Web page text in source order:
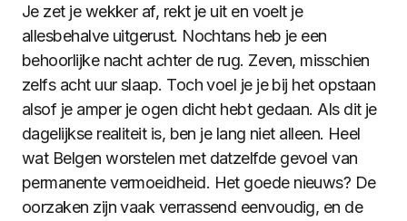
Je zet je wekker af, rekt je uit en voelt je
allesbehalve uitgerust. Nochtans heb je een
behoorlijke nacht achter de rug. Zeven, misschien
zelfs acht uur slaap. Toch voel je je bij het opstaan
alsof je amper je ogen dicht hebt gedaan. Als dit je
dagelijkse realiteit is, ben je lang niet alleen. Heel
wat Belgen worstelen met datzelfde gevoel van
permanente vermoeidheid. Het goede nieuws? De
oorzaken zijn vaak verrassend eenvoudig, en de